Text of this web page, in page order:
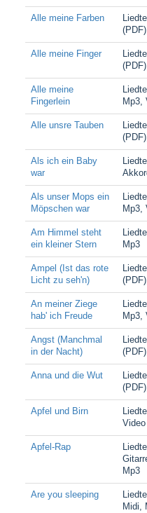
Alle meine Farben
Alle meine Finger
Alle meine
Fingerlein
Mp3,
Alle unsre Tauben
Als ich ein Baby
war
Als unser Mops ein
Möpschen war
Mp3,
Am Himmel steht
ein kleiner Stern
Mp3
Ampel (Ist das rote
Licht zu seh'n)
An meiner Ziege
hab' ich Freude
Mp3,
Angst (Manchmal
in der Nacht)
Anna und die Wut
Apfel und Birn
Video
Apfel-Rap
Mp3
Are you sleeping
Midi,